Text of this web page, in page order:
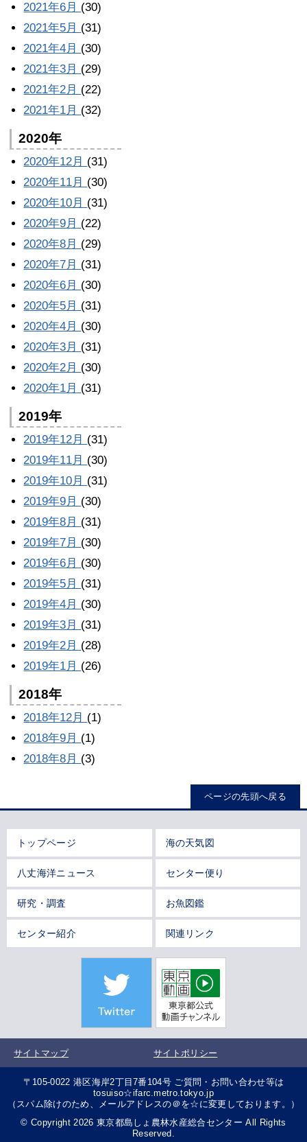
2021年6月 (30)
2021年5月 (31)
2021年4月 (30)
2021年3月 (29)
2021年2月 (22)
2021年1月 (32)
2020年
2020年12月 (31)
2020年11月 (30)
2020年10月 (31)
2020年9月 (22)
2020年8月 (29)
2020年7月 (31)
2020年6月 (30)
2020年5月 (31)
2020年4月 (30)
2020年3月 (31)
2020年2月 (30)
2020年1月 (31)
2019年
2019年12月 (31)
2019年11月 (30)
2019年10月 (31)
2019年9月 (30)
2019年8月 (31)
2019年7月 (30)
2019年6月 (30)
2019年5月 (31)
2019年4月 (30)
2019年3月 (31)
2019年2月 (28)
2019年1月 (26)
2018年
2018年12月 (1)
2018年9月 (1)
2018年8月 (3)
ページの先頭へ戻る
トップページ 海の天気図
八丈海洋ニュース センター便り
研究・調査 お魚図鑑
センター紹介 関連リンク
サイトマップ サイトポリシー
〒105-0022 港区海岸2丁目7番104号 ご質問・お問い合わせ等は
tosuiso☆ifarc.metro.tokyo.jp
（スパム除けのため、メールアドレスの＠を☆に変更しております。）
© Copyright 2026 東京都島しょ農林水産総合センター All Rights
Reserved.